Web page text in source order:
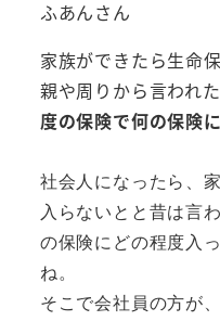
ふあんさん
家族ができたら生命
親や周りから言われ
度の保険で何の保険
社会人になったら、
入らないとと昔は言
の保険にどの程度入
ね。
そこで会社員の方が